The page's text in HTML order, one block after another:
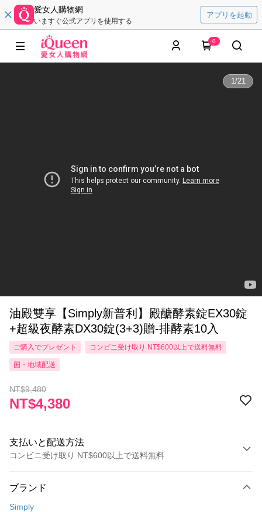
愛女人購物網
いますぐ公式アプリを使用する
アプリを起動
0
1/21
油殿雙享【Simply新普利】殿醣酵素錠EX30錠
+超級夜酵素DX30錠(3+3)贈-排酵素10入
ご購入でプレゼント コンビニ受け取り NT$600以上で送料無料
国・地域配送
NT$9,480
NT$4,380
支払いと配送方法
コンビニ受け取り NT$600以上で送料無料
クレジットカード1回払い
ブランド
Simply